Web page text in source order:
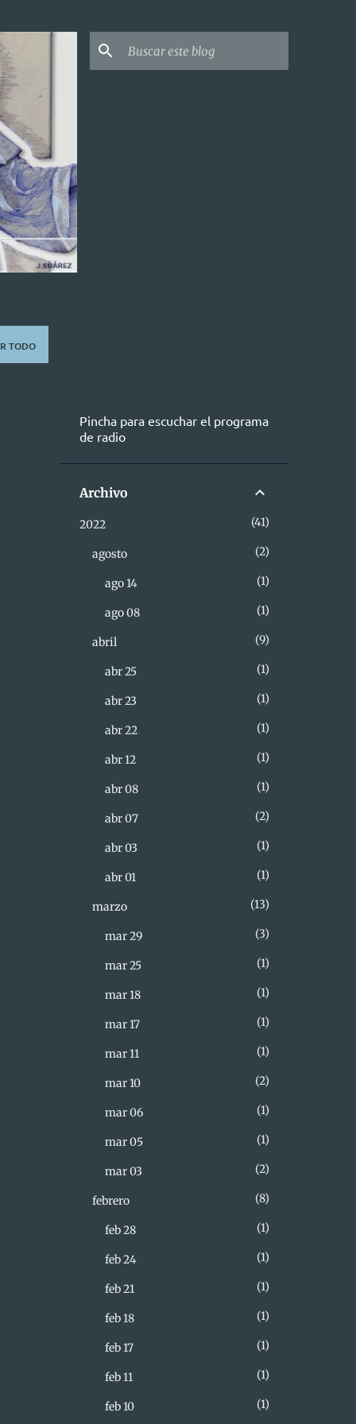
TODO
Pincha para escuchar el programa
de radio
Archivo
2022 41
agosto 2
ago 14 1
ago 08 1
abril 9
abr 25 1
abr 23 1
abr 22 1
abr 12 1
abr 08 1
abr 07 2
abr 03 1
abr 01 1
marzo 13
mar 29 3
mar 25 1
mar 18 1
mar 17 1
mar 11 1
mar 10 2
mar 06 1
mar 05 1
mar 03 2
febrero 8
feb 28 1
feb 24 1
feb 21 1
feb 18 1
feb 17 1
feb 11 1
feb 10 1